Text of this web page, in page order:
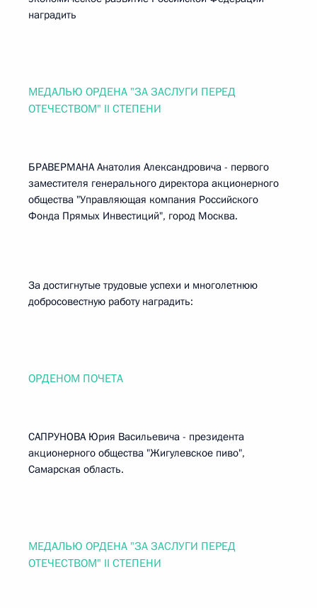
наградить
МЕДАЛЬЮ ОРДЕНА "ЗА ЗАСЛУГИ ПЕРЕД
ОТЕЧЕСТВОМ" II СТЕПЕНИ
БРАВЕРМАНА Анатолия Александровича - первого
заместителя генерального директора акционерного
общества "Управляющая компания Российского
Фонда Прямых Инвестиций", город Москва.
За достигнутые трудовые успехи и многолетнюю
добросовестную работу наградить:
ОРДЕНОМ ПОЧЕТА
САПРУНОВА Юрия Васильевича - президента
акционерного общества "Жигулевское пиво",
Самарская область.
МЕДАЛЬЮ ОРДЕНА "ЗА ЗАСЛУГИ ПЕРЕД
ОТЕЧЕСТВОМ" II СТЕПЕНИ